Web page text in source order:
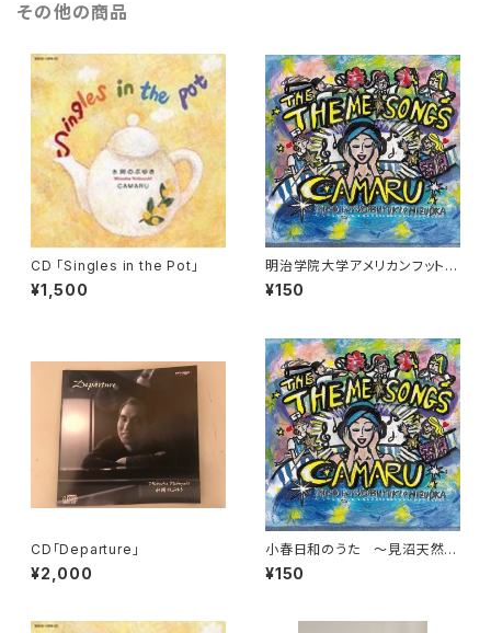
その他の商品
CD 「Singles in the Pot」
¥1,500
明治学院大学アメリカンフットボ
ール部イメージソング ～Tou
¥150
CD「Departure」
¥2,000
小春日和のうた ～見沼天然温
泉小春日和イメージソング～
¥150